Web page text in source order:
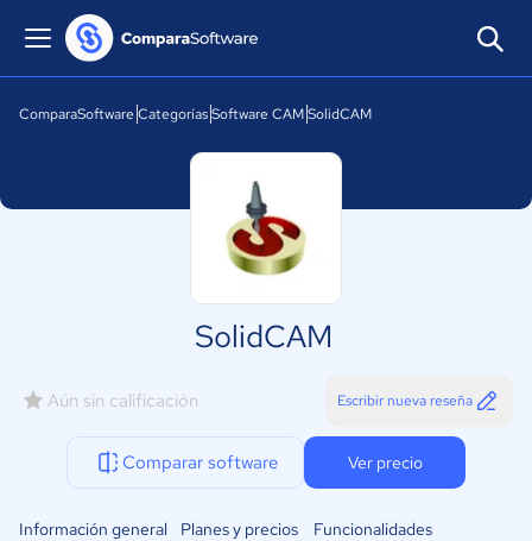
ComparaSoftware CategoríasSoftware CAMSolidCAM
SolidCAM
Aún sin calificación Escribir nueva reseña
Comparar software Ver precio
Información general Planes y precios Funcionalidades